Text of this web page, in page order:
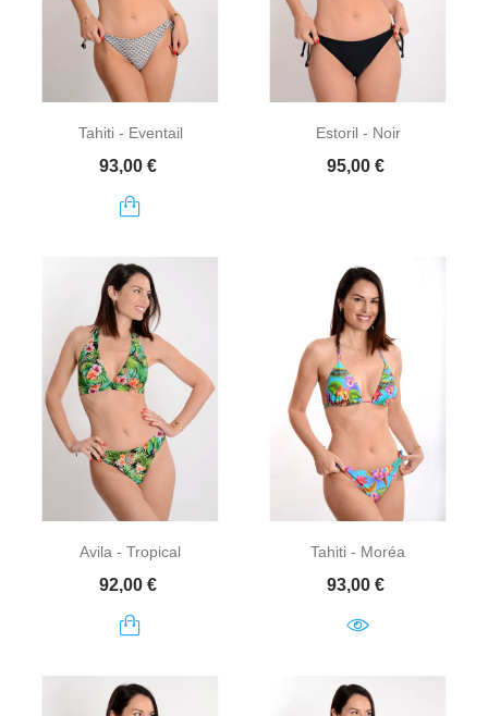
Tahiti - Eventail
Prix
93,00 €
Estoril - Noir
Prix
95,00 €
Avila - Tropical
Prix
92,00 €
Tahiti - Moréa
Prix
93,00 €